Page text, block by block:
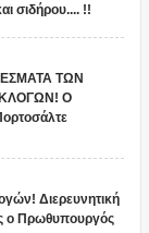
σιδήρου.... !!
ΤΩΝ
Ο
Διερευνητική
ο Πρωθυπουργός